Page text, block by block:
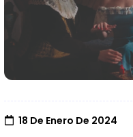
18 De Enero De 2024